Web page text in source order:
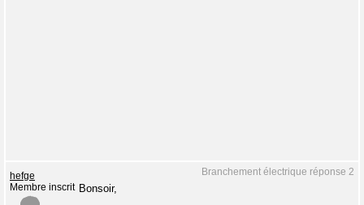
Branchement électrique réponse 2
hefge
Membre inscrit Bonsoir,